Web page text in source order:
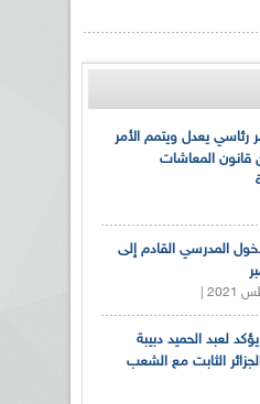
رئاسي يعدل ويتمم الأمر
قانون المعاشات
المدرسي القادم إلى
لعبد الحميد دبيبة
الثابت مع الشعب